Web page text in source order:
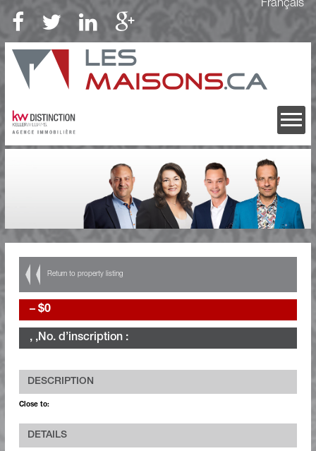
Français
Return to property listing
– $0
, ,No. d’inscription :
DESCRIPTION
Close to:
DETAILS